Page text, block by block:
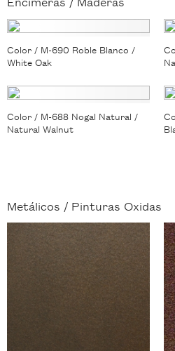
Color / M-690 Roble Blanco /
White Oak
Color / M-688 Nogal Natural /
Natural Walnut
Metálicos / Pinturas Oxidas